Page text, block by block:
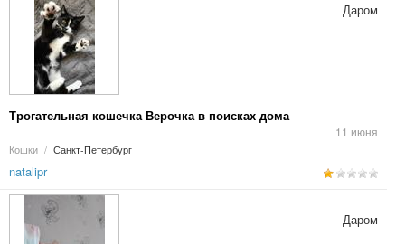
Трогательная кошечка Верочка в поисках дома
11 июня
Кошки / Санкт-Петербург
Даром
natalipr
Даром